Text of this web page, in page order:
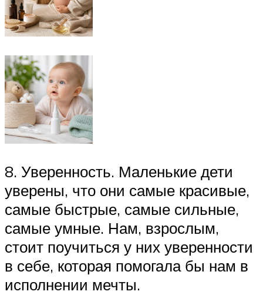
8. Уверенность. Маленькие дети
уверены, что они самые красивые,
самые быстрые, самые сильные,
самые умные. Нам, взрослым,
стоит поучиться у них уверенности
в себе, которая помогала бы нам в
исполнении мечты.